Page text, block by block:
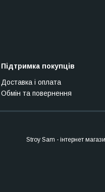
Підтримка покупців
Доставка і оплата
Обмін та повернення